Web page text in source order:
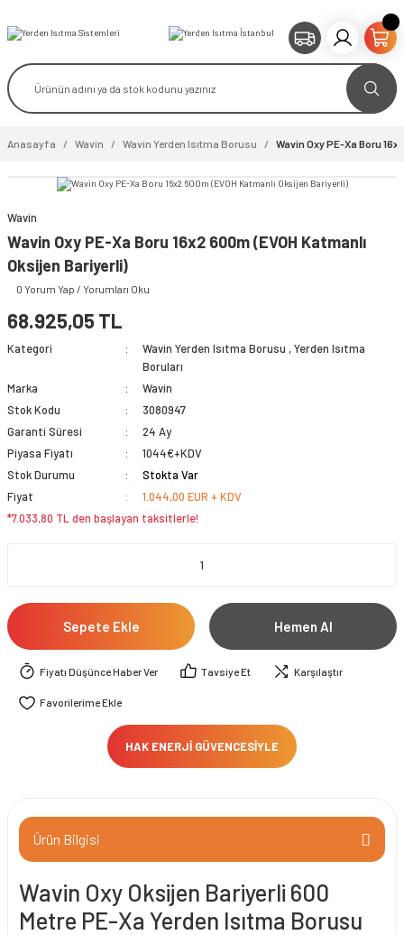
Anasayfa Wavin Wavin Yerden Isıtma Borusu Wavin Oxy PE-Xa Boru
Wavin
Wavin Oxy PE-Xa Boru 16x2 600m (EVOH Katmanlı
Oksijen Bariyerli)
0 Yorum Yap / Yorumları Oku
68.925,05 TL
Kategori Wavin Yerden Isıtma Borusu ,Yerden Isıtma
Boruları
Marka
Wavin
Stok Kodu
3080947
Garanti Süresi
24 Ay
Piyasa Fiyatı
1044€+KDV
Stok Durumu
Stokta Var
Fiyat
1.044,00 EUR + KDV
*7.033,80 TL den başlayan taksitlerle!
Sepete Ekle Hemen Al
Fiyatı Düşünce Haber Ver Tavsiye Et Karşılaştır
HAK ENERJİ GÜVENCESİYLE
Ürün Bilgisi
Wavin Oxy Oksijen Bariyerli 600
Metre PE-Xa Yerden Isıtma Borusu